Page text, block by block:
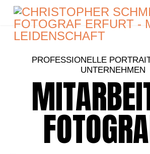
PROFESSIONELLE
UNTERNEHMEN